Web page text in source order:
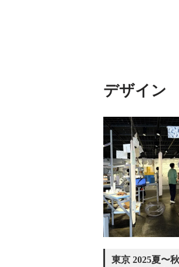
デザイン
東京 2025夏〜